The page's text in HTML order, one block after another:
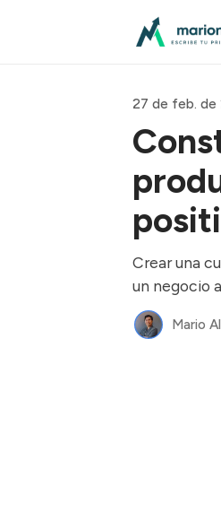
27 de feb. de
Crear una
un negocio
Mario